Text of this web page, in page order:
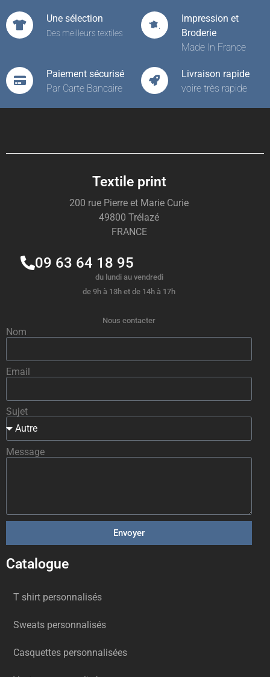
Une sélection
Des meilleurs textiles
Impression et
Broderie
Made In France
Paiement sécurisé
Par Carte Bancaire
Livraison rapide
voire très rapide
Textile print
200 rue Pierre et Marie Curie
49800 Trélazé
FRANCE
09 63 64 18 95
du lundi au vendredi
de 9h à 13h et de 14h à 17h
Nous contacter
Nom
Email
Sujet
Message
Envoyer
Catalogue
T shirt personnalisés
Sweats personnalisés
Casquettes personnalisées